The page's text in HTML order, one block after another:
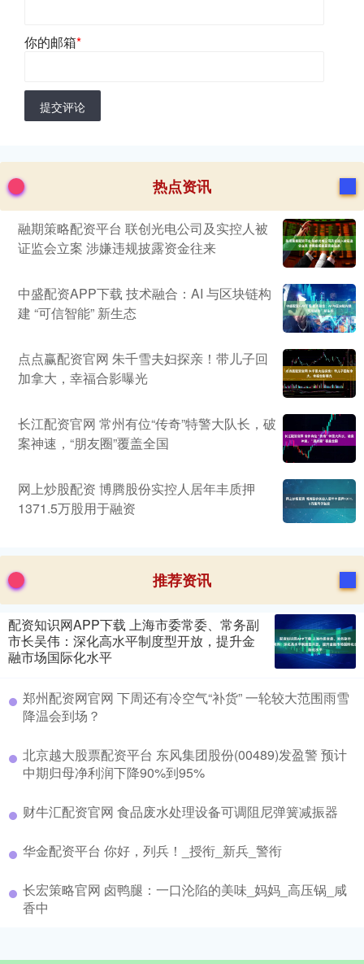
你的邮箱*
提交评论
热点资讯
融期策略配资平台 联创光电公司及实控人被
证监会立案 涉嫌违规披露资金往来
中盛配资APP下载 技术融合：AI 与区块链构
建 “可信智能” 新生态
点点赢配资官网 朱千雪夫妇探亲！带儿子回
加拿大，幸福合影曝光
长江配资官网 常州有位“传奇”特警大队长，破
案神速，“朋友圈”覆盖全国
网上炒股配资 博腾股份实控人居年丰质押
1371.5万股用于融资
推荐资讯
配资知识网APP下载 上海市委常委、常务副
市长吴伟：深化高水平制度型开放，提升金
融市场国际化水平
郑州配资网官网 下周还有冷空气“补货” 一轮较大范围雨雪
降温会到场？
北京越大股票配资平台 东风集团股份(00489)发盈警 预计
中期归母净利润下降90%到95%
财牛汇配资官网 食品废水处理设备可调阻尼弹簧减振器
华金配资平台 你好，列兵！_授衔_新兵_警衔
长宏策略官网 卤鸭腿：一口沦陷的美味_妈妈_高压锅_咸
香中